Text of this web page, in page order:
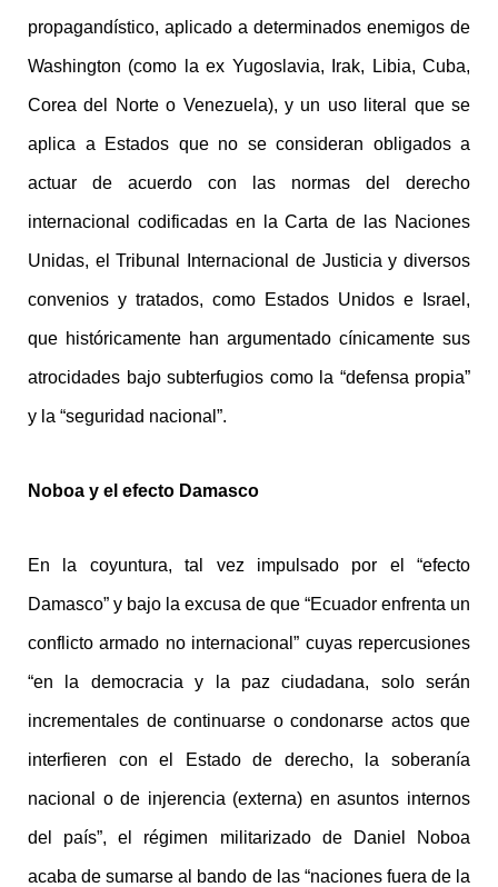
propagandístico, aplicado a determinados enemigos de
Washington (como la ex Yugoslavia, Irak, Libia, Cuba,
Corea del Norte o Venezuela), y un uso literal que se
aplica a Estados que no se consideran obligados a
actuar de acuerdo con las normas del derecho
internacional codificadas en la Carta de las Naciones
Unidas, el Tribunal Internacional de Justicia y diversos
convenios y tratados, como Estados Unidos e Israel,
que históricamente han argumentado cínicamente sus
atrocidades bajo subterfugios como la “defensa propia”
y la “seguridad nacional”.
Noboa y el efecto Damasco
En la coyuntura, tal vez impulsado por el “efecto
Damasco” y bajo la excusa de que “Ecuador enfrenta un
conflicto armado no internacional” cuyas repercusiones
“en la democracia y la paz ciudadana, solo serán
incrementales de continuarse o condonarse actos que
interfieren con el Estado de derecho, la soberanía
nacional o de injerencia (externa) en asuntos internos
del país”, el régimen militarizado de Daniel Noboa
acaba de sumarse al bando de las “naciones fuera de la